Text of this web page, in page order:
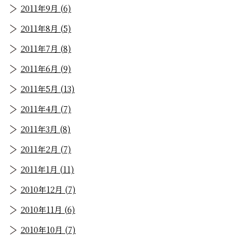
2011年9月 (6)
2011年8月 (5)
2011年7月 (8)
2011年6月 (9)
2011年5月 (13)
2011年4月 (7)
2011年3月 (8)
2011年2月 (7)
2011年1月 (11)
2010年12月 (7)
2010年11月 (6)
2010年10月 (7)